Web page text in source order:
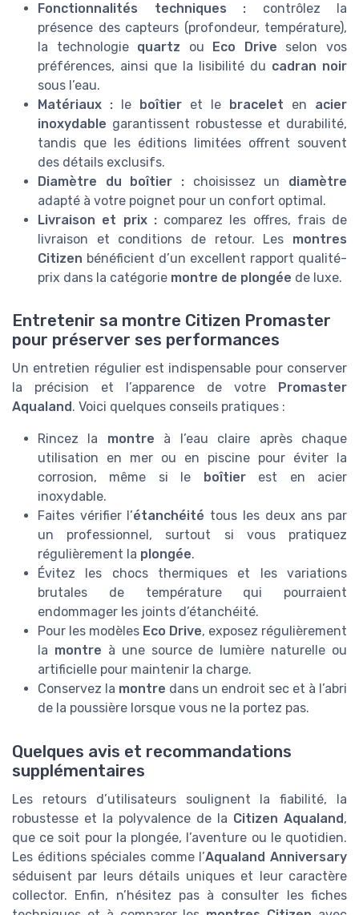
Fonctionnalités techniques : contrôlez la
présence des capteurs (profondeur, température),
la technologie quartz ou Eco Drive selon vos
préférences, ainsi que la lisibilité du cadran noir
sous l’eau.
Matériaux : le boîtier et le bracelet en acier
inoxydable garantissent robustesse et durabilité,
tandis que les éditions limitées offrent souvent
des détails exclusifs.
Diamètre du boîtier : choisissez un diamètre
adapté à votre poignet pour un confort optimal.
Livraison et prix :comparez les offres, frais de
livraison et conditions de retour. Les montres
Citizen bénéficient d’un excellent rapport qualité-
prix dans la catégorie montre de plongée de luxe.
Entretenir sa montre Citizen Promaster
pour préserver ses performances
Un entretien régulier est indispensable pour conserver
la précision et l’apparence de votre
Promaster
Aqualand . Voici quelques conseils pratiques :
Rincez la montre à l’eau claire après chaque
utilisation en mer ou en piscine pour éviter la
corrosion, même si le
boîtierest en acier
inoxydable.
Faites vérifier l’étanchéité tous les deux ans par
un professionnel, surtout si vous pratiquez
régulièrement la plongée.
Évitez les chocs thermiques et les variations
brutales de température qui pourraient
endommager les joints d’étanchéité.
Pour les modèles Eco Drive, exposez régulièrement
la montre à une source de lumière naturelle ou
artificielle pour maintenir la charge.
Conservez la montre dans un endroit sec et à l’abri
de la poussière lorsque vous ne la portez pas.
Quelques avis et recommandations
supplémentaires
Les retours d’utilisateurs soulignent la fiabilité, la
robustesse et la polyvalence de la Citizen Aqualand,
que ce soit pour la plongée, l’aventure ou le quotidien.
Les éditions spéciales comme l’Aqualand Anniversary
séduisent par leurs détails uniques et leur caractère
collector. Enfin, n’hésitez pas à consulter les fiches